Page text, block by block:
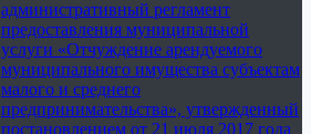
административный регламент
предоставления муниципальной
услуги «Отчуждение арендуемого
муниципального имущества субъектам
малого и среднего
предпринимательства», утвержденный
постановлением от 21 июля 2017 года